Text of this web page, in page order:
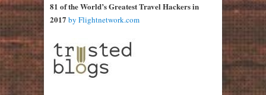
81 of the World’s Greatest Travel Hackers in
2017 by Flightnetwork.com